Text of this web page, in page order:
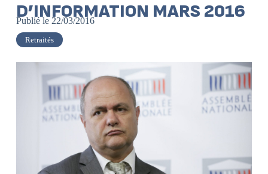
D’INFORMATION MARS 2016
Publié le 22/03/2016
Retraités